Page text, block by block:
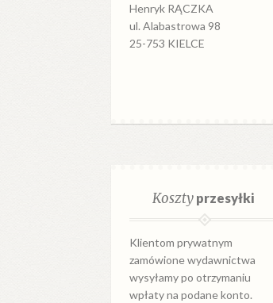
Henryk RĄCZKA
ul. Alabastrowa 98
25-753 KIELCE
Kosztyprzesyłki
Klientom prywatnym
zamówione wydawnictwa
wysyłamy po otrzymaniu
wpłaty na podane konto.